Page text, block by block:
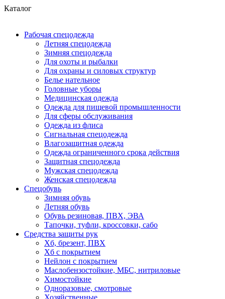
Каталог
Рабочая спецодежда
Летняя спецодежда
Зимняя спецодежда
Для охоты и рыбалки
Для охраны и силовых структур
Белье нательное
Головные уборы
Медицинская одежда
Одежда для пищевой промышленности
Для сферы обслуживания
Одежда из флиса
Сигнальная спецодежда
Влагозащитная одежда
Одежда ограниченного срока действия
Защитная спецодежда
Мужская спецодежда
Женская спецодежда
Спецобувь
Зимняя обувь
Летняя обувь
Обувь резиновая, ПВХ, ЭВА
Тапочки, туфли, кроссовки, сабо
Средства защиты рук
Хб, брезент, ПВХ
Хб с покрытием
Нейлон с покрытием
Маслобензостойкие, МБС, нитриловые
Химостойкие
Одноразовые, смотровые
Хозяйственные